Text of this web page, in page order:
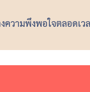
ความพึงพอใจตลอดเว